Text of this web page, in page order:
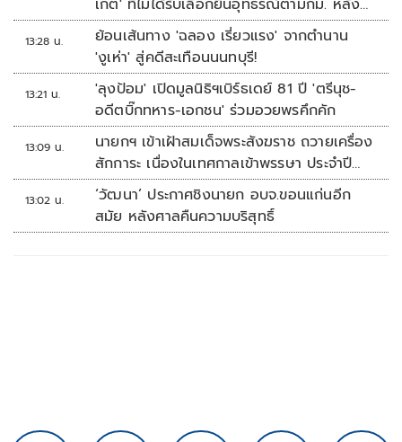
เกต' ที่ไม่ได้รับเลือกยื่นอุทธรณ์ตามกม. หลัง
เซ็นอนุมัติเรียบร้อย
13:28 น.
ย้อนเส้นทาง 'ฉลอง เรี่ยวแรง' จากตำนาน
'งูเห่า' สู่คดีสะเทือนนนทบุรี!
13:21 น.
'ลุงป้อม' เปิดมูลนิธิฯเบิร์ธเดย์ 81 ปี 'ตรีนุช-
อดีตบิ๊กทหาร-เอกชน' ร่วมอวยพรคึกคัก
13:09 น.
นายกฯ เข้าเฝ้าสมเด็จพระสังฆราช ถวายเครื่อง
สักการะ เนื่องในเทศกาลเข้าพรรษา ประจำปี
2569
13:02 น.
‘วัฒนา’ ประกาศชิงนายก อบจ.ขอนแก่นอีก
สมัย หลังศาลคืนความบริสุทธิ์